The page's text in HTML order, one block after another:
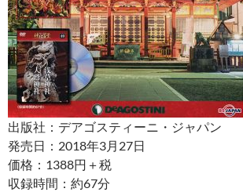
出版社：デアゴスティーニ・ジャパン
発売日：2018年3月27日
価格：1388円＋税
収録時間：約67分